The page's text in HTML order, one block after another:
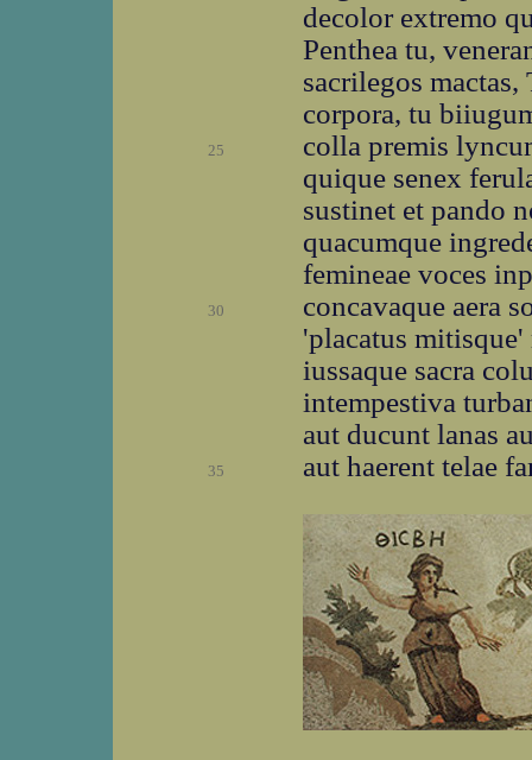
decolor extremo
Penthea tu,
sacrilegos
corpora, tu
25
colla premis
quique senex
sustinet et pando
quacumque
femineae voces
30
concavaque aera
'placatus
iussaque sacra
intempestiva
aut ducunt lanas
35 aut haerent telae